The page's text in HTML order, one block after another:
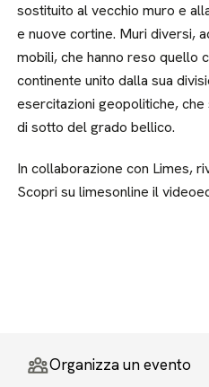
sostituito al vecchio muro e
e nuove cortine. Muri diversi,
mobili, che hanno reso quello
continente unito dalla sua
esercitazioni geopolitiche,
di sotto del grado bellico.
In collaborazione con Limes,
Scopri su limesonline il
Organizza un evento